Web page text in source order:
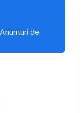
Anunturi de